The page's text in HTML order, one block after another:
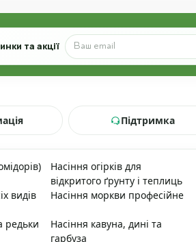
та акції
Підтримка
Насіння огірків для
відкритого ґрунту і теплиць
видів Насіння моркви професійне
редьки
Насіння кавуна, дині та
гарбуза